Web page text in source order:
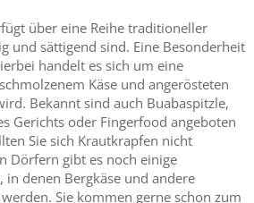
über eine Reihe traditioneller
und sättigend sind. Eine Besonderheit
handelt es sich um eine
Käse und angerösteten
Bekannt sind auch Buabaspitzle,
Gerichts oder Fingerfood angeboten
Sie sich Krautkrapfen nicht
Dörfern gibt es noch einige
in denen Bergkäse und andere
Sie kommen gerne schon zum